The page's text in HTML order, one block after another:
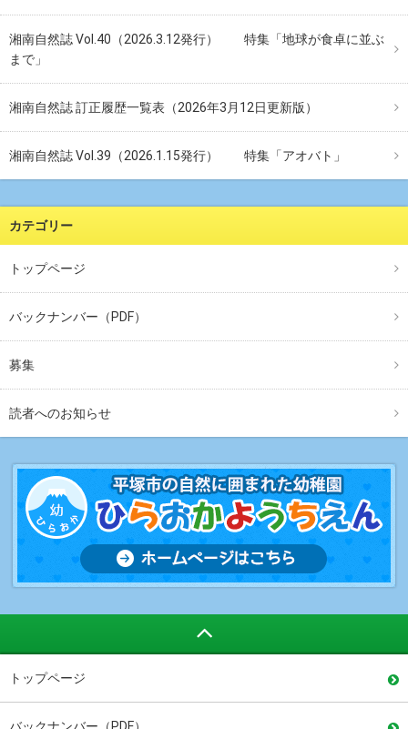
湘南自然誌 Vol.40（2026.3.12発行） 特集「地球が食卓に並ぶ
まで」
湘南自然誌 訂正履歴一覧表（2026年3月12日更新版）
湘南自然誌 Vol.39（2026.1.15発行） 特集「アオバト」
カテゴリー
トップページ
バックナンバー（PDF）
募集
読者へのお知らせ
トップページ
バックナンバー（PDF）